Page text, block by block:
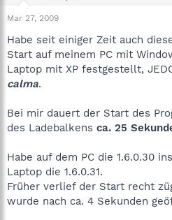
Mar 27, 2009
Habe seit einiger Zeit auch
Start auf meinem PC mit
Laptop mit XP festgestellt,
calma.
Bei mir dauert der Start des
des Ladebalkens ca. 25
Habe auf dem PC die 1.6.0.30
Laptop die 1.6.0.31.
Früher verlief der Start recht
wurde nach ca. 4 Sekunden